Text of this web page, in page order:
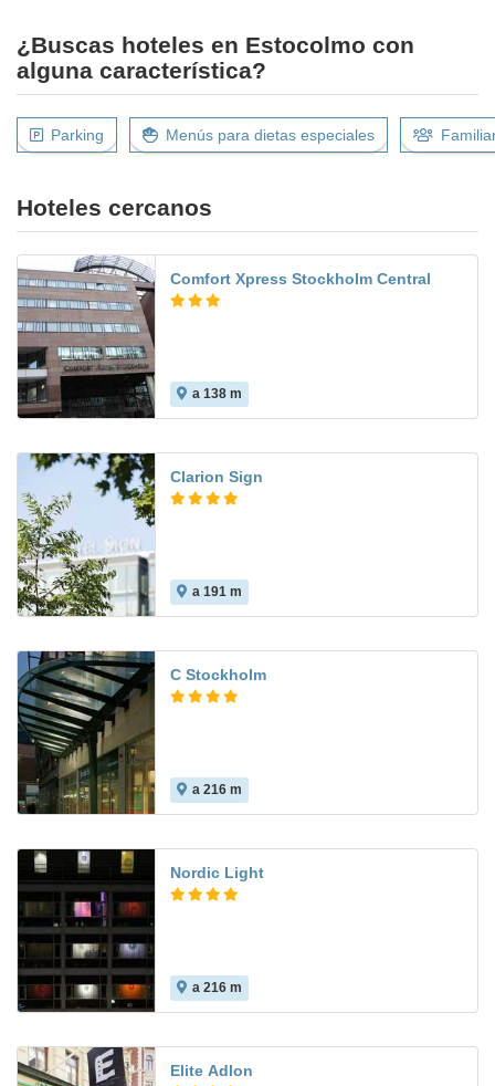
¿Buscas hoteles en Estocolmo con
alguna característica?
Parking Menús para dietas especiales
Hoteles cercanos
Comfort Xpress Stockholm Central
a 138 m
Clarion Sign
a 191 m
C Stockholm
a 216 m
Nordic Light
a 216 m
Elite Adlon